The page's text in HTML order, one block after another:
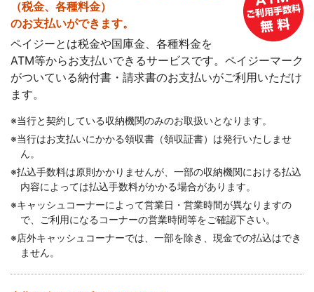
（税金、各種料金）
のお支払いができます。
ペイジーとは税金や国庫金、各種料金を
ATM等からお支払いできるサービスです。ペイジーマーク
がついている納付書・請求書のお支払いがご利用いただけ
ます。
※
コメジルシ
当行と契約している収納機関のみのお取扱いとなります。
※
コメジルシ
当行はお支払いにかかる領収書（領収証書）は発行いたしませ
ん。
※
コメジルシ
払込手数料は原則かかりませんが、一部の収納機関における払込
内容によっては払込手数料がかかる場合があります。
※
コメジルシ
キャッシュコーナーによって営業日・営業時間が異なりますの
で、ご利用になるコーナーの営業時間等をご確認下さい。
※
コメジルシ
店外キャッシュコーナーでは、一部を除き、現金での払込はでき
ません。